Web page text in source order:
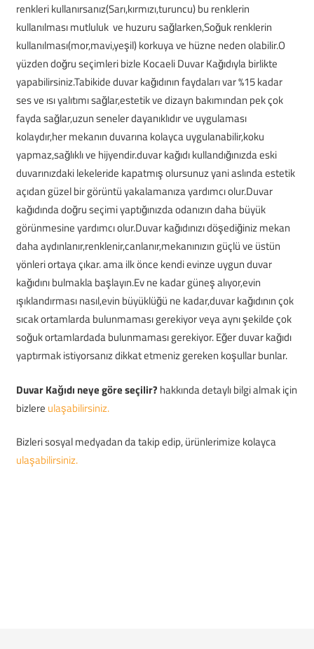
renkleri kullanırsanız(Sarı,kırmızı,turuncu) bu renklerin
kullanılması mutluluk ve huzuru sağlarken,Soğuk renklerin
kullanılması(mor,mavi,yeşil) korkuya ve hüzne neden olabilir.O
yüzden doğru seçimleri bizle Kocaeli Duvar Kağıdıyla birlikte
yapabilirsiniz.Tabikide duvar kağıdının faydaları var %15 kadar
ses ve ısı yalıtımı sağlar,estetik ve dizayn bakımından pek çok
fayda sağlar,uzun seneler dayanıklıdır ve uygulaması
kolaydır,her mekanın duvarına kolayca uygulanabilir,koku
yapmaz,sağlıklı ve hijyendir.duvar kağıdı kullandığınızda eski
duvarınızdaki lekeleride kapatmış olursunuz yani aslında estetik
açıdan güzel bir görüntü yakalamanıza yardımcı olur.Duvar
kağıdında doğru seçimi yaptığınızda odanızın daha büyük
görünmesine yardımcı olur.Duvar kağıdınızı döşediğiniz mekan
daha aydınlanır,renklenir,canlanır,mekanınızın güçlü ve üstün
yönleri ortaya çıkar. ama ilk önce kendi evinze uygun duvar
kağıdını bulmakla başlayın.Ev ne kadar güneş alıyor,evin
ışıklandırması nasıl,evin büyüklüğü ne kadar,duvar kağıdının çok
sıcak ortamlarda bulunmaması gerekiyor veya aynı şekilde çok
soğuk ortamlardada bulunmaması gerekiyor. Eğer duvar kağıdı
yaptırmak istiyorsanız dikkat etmeniz gereken koşullar bunlar.
Duvar Kağıdı neye göre seçilir? hakkında detaylı bilgi almak için
bizlere ulaşabilirsiniz.
Bizleri sosyal medyadan da takip edip, ürünlerimize kolayca
ulaşabilirsiniz.